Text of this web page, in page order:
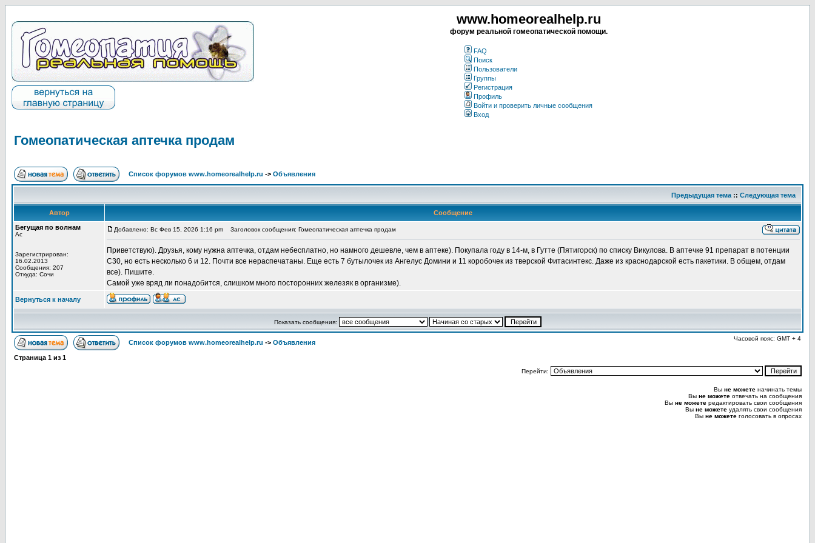
www.homeorealhelp.ru
форум реальной гомеопатической помощи.
FAQ
Поиск
Пользователи
Группы
Регистрация
Профиль
Войти и проверить личные сообщения
Вход
Гомеопатическая аптечка продам
Список форумов www.homeorealhelp.ru -> Объявления
Предыдущая тема :: Следующая тема
Автор
Сообщение
Бегущая по волнам
Ас
Зарегистрирован:
16.02.2013
Сообщения: 207
Откуда: Сочи
Добавлено: Вс Фев 15, 2026 1:16 pm Заголовок сообщения: Гомеопатическая аптечка продам
Приветствую). Друзья, кому нужна аптечка, отдам небесплатно, но намного дешевле, чем в аптеке). Покупала году в 14-м, в Гутте (Пятигорск) по списку Викулова. В аптечке 91 препарат в потенции
С30, но есть несколько 6 и 12. Почти все нераспечатаны. Еще есть 7 бутылочек из Ангелус Домини и 11 коробочек из тверской Фитасинтекс. Даже из краснодарской есть пакетики. В общем, отдам
все). Пишите.
Самой уже вряд ли понадобится, слишком много посторонних железяк в организме).
Вернуться к началу
Показать сообщения:
Список форумов www.homeorealhelp.ru -> Объявления
Часовой пояс: GMT + 4
Страница 1 из 1
Перейти:
Вы не можете начинать темы
Вы не можете отвечать на сообщения
Вы не можете редактировать свои сообщения
Вы не можете удалять свои сообщения
Вы не можете голосовать в опросах